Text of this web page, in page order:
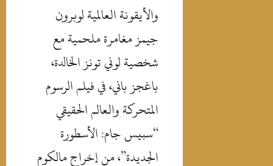
والأيقونة العالمية لوبرون
جيمز مغامرة ملحمية مع
شخصية لوني تونز الخالدة،
باغجز باني، في فيلم الرسوم
المتحركة والعالم الحقيقي
“سبيس جام: الأسطورة
الجديدة”، من إخراج مالكوم